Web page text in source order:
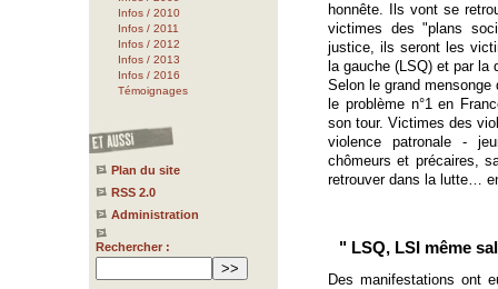
Infos / 2010
Infos / 2011
Infos / 2012
Infos / 2013
Infos / 2016
Témoignages
Plan du site
RSS 2.0
Administration
Rechercher :
honnête. Ils vont se
victimes des "plans
justice, ils seront les
la gauche (LSQ) et par la
Selon le grand
le problème n°1 en
son tour. Victimes des
violence patronale -
chômeurs et précaires,
retrouver dans la lutte…
" LSQ, LSI même
Des manifestations ont